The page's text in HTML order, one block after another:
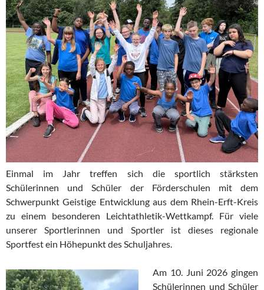
Einmal im Jahr treffen sich die sportlich stärksten
Schülerinnen und Schüler der Förderschulen mit dem
Schwerpunkt Geistige Entwicklung aus dem Rhein-Erft-Kreis
zu einem besonderen Leichtathletik-Wettkampf. Für viele
unserer Sportlerinnen und Sportler ist dieses regionale
Sportfest ein Höhepunkt des Schuljahres.
Am 10. Juni 2026 gingen
Schülerinnen und Schüler